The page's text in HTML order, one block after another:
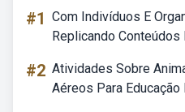
#1 Com Indivíduos E
Replicando Conteúdos
#2 Atividades Sobre
Aéreos Para Educação